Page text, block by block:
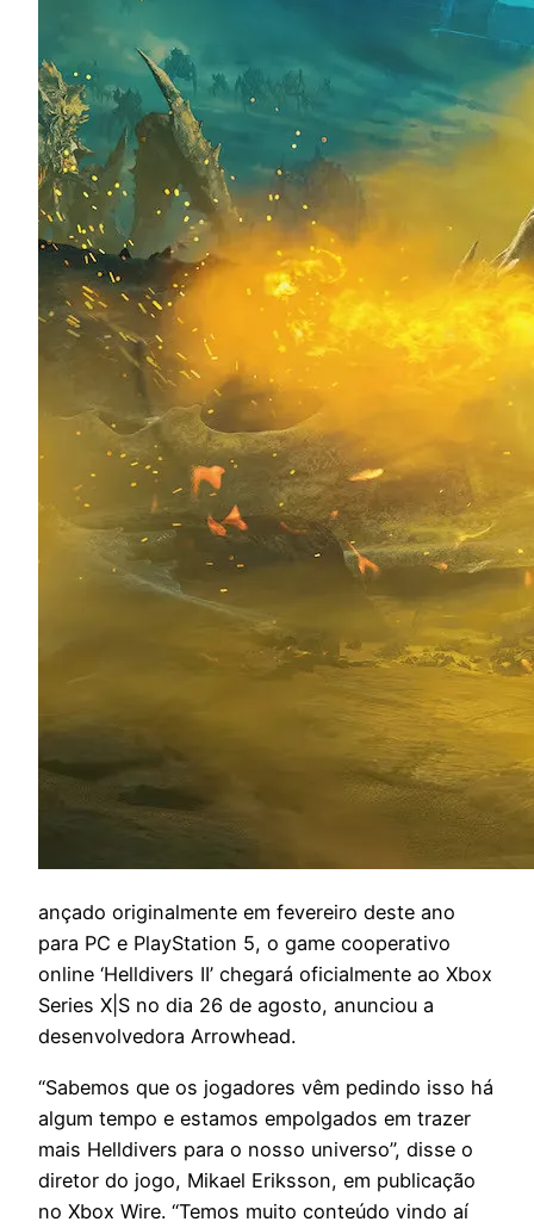
ançado originalmente em fevereiro deste ano
para PC e PlayStation 5, o game cooperativo
online ‘Helldivers II’ chegará oficialmente ao Xbox
Series X|S no dia 26 de agosto, anunciou a
desenvolvedora Arrowhead.
“Sabemos que os jogadores vêm pedindo isso há
algum tempo e estamos empolgados em trazer
mais Helldivers para o nosso universo”, disse o
diretor do jogo, Mikael Eriksson, em publicação
no Xbox Wire. “Temos muito conteúdo vindo aí